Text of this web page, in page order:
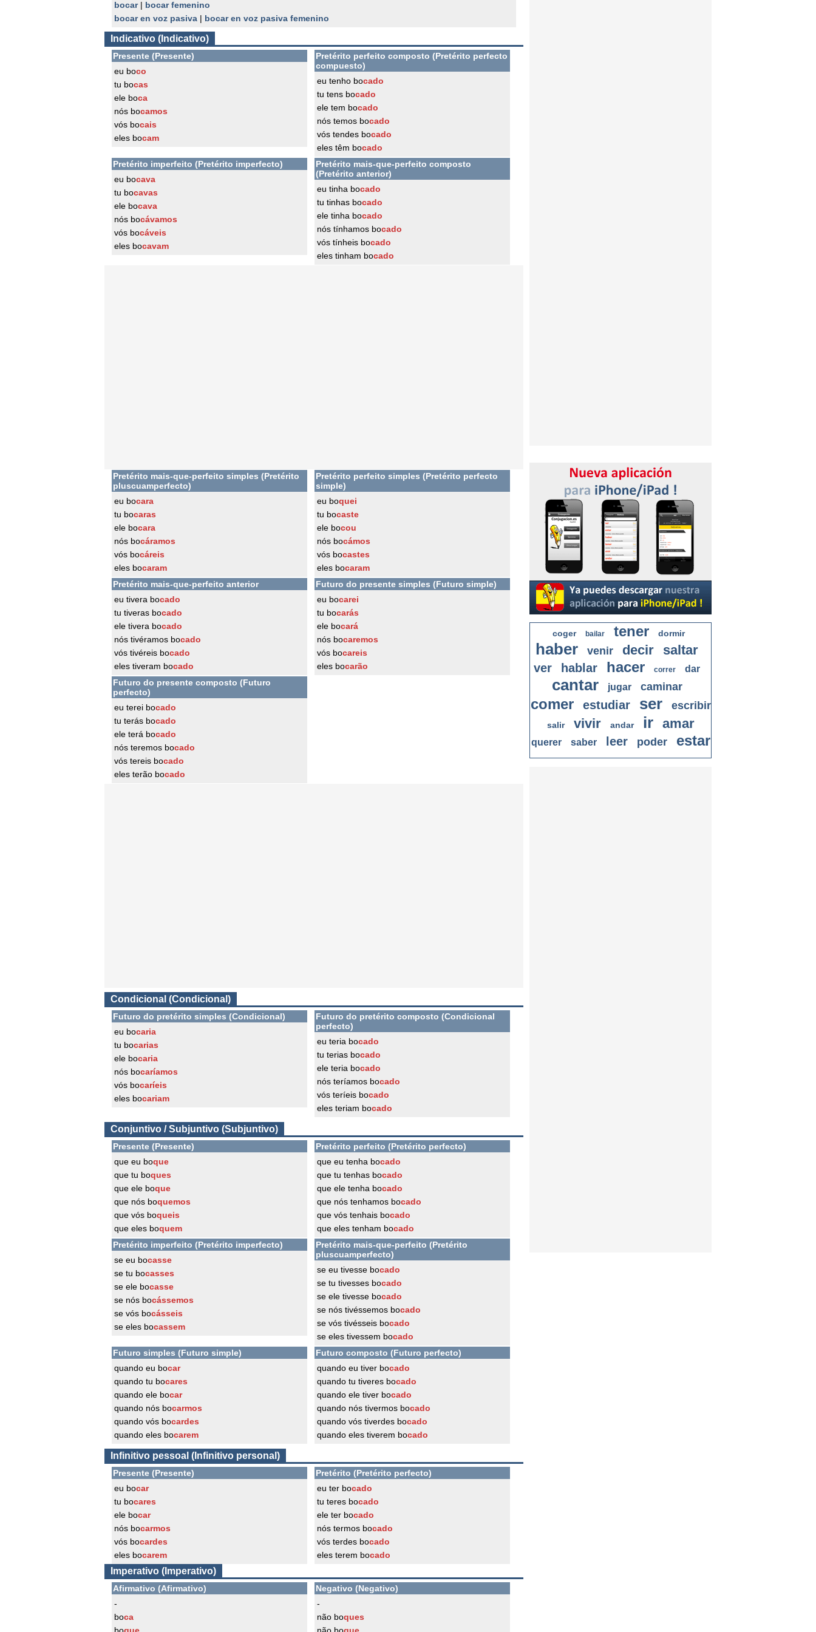
bocar| bocar femenino
bocar en voz pasiva | bocar en voz pasiva femenino
Indicativo (Indicativo)
Presente (Presente)
eu boco
tu bocas
ele boca
nós bocamos
vós bocais
eles bocam
Pretérito perfeito composto (Pretérito perfecto
compuesto)
eu tenho bocado
tu tens bocado
ele tem bocado
nós temos bocado
vós tendes bocado
eles têm bocado
Pretérito imperfeito (Pretérito imperfecto)
eu bocava
tu bocavas
ele bocava
nós bocávamos
vós bocáveis
eles bocavam
Pretérito mais-que-perfeito composto
(Pretérito anterior)
eu tinha bocado
tu tinhas bocado
ele tinha bocado
nós tínhamos bocado
vós tínheis bocado
eles tinham bocado
Pretérito mais-que-perfeito simples (Pretérito
pluscuamperfecto)
eu bocara
tu bocaras
ele bocara
nós bocáramos
vós bocáreis
eles bocaram
Pretérito perfeito simples (Pretérito perfecto
simple)
eu boquei
tu bocaste
ele bocou
nós bocámos
vós bocastes
eles bocaram
Pretérito mais-que-perfeito anterior
eu tivera bocado
tu tiveras bocado
ele tivera bocado
nós tivéramos bocado
vós tivéreis bocado
eles tiveram bocado
Futuro do presente simples (Futuro simple)
eu bocarei
tu bocarás
ele bocará
nós bocaremos
vós bocareis
eles bocarão
Futuro do presente composto (Futuro
perfecto)
eu terei bocado
tu terás bocado
ele terá bocado
nós teremos bocado
vós tereis bocado
eles terão bocado
Condicional (Condicional)
Futuro do pretérito simples (Condicional)
eu bocaria
tu bocarias
ele bocaria
nós bocaríamos
vós bocaríeis
eles bocariam
Futuro do pretérito composto (Condicional
perfecto)
eu teria bocado
tu terias bocado
ele teria bocado
nós teríamos bocado
vós teríeis bocado
eles teriam bocado
Conjuntivo / Subjuntivo (Subjuntivo)
Presente (Presente)
que eu boque
que tu boques
que ele boque
que nós boquemos
que vós boqueis
que eles boquem
Pretérito perfeito (Pretérito perfecto)
que eu tenha bocado
que tu tenhas bocado
que ele tenha bocado
que nós tenhamos bocado
que vós tenhais bocado
que eles tenham bocado
Pretérito imperfeito (Pretérito imperfecto)
se eu bocasse
se tu bocasses
se ele bocasse
se nós bocássemos
se vós bocásseis
se eles bocassem
Pretérito mais-que-perfeito (Pretérito
pluscuamperfecto)
se eu tivesse bocado
se tu tivesses bocado
se ele tivesse bocado
se nós tivéssemos bocado
se vós tivésseis bocado
se eles tivessem bocado
Futuro simples (Futuro simple)
quando eu bocar
quando tu bocares
quando ele bocar
quando nós bocarmos
quando vós bocardes
quando eles bocarem
Futuro composto (Futuro perfecto)
quando eu tiver bocado
quando tu tiveres bocado
quando ele tiver bocado
quando nós tivermos bocado
quando vós tiverdes bocado
quando eles tiverem bocado
Infinitivo pessoal (Infinitivo personal)
Presente (Presente)
eu bocar
tu bocares
ele bocar
nós bocarmos
vós bocardes
eles bocarem
Pretérito (Pretérito perfecto)
eu ter bocado
tu teres bocado
ele ter bocado
nós termos bocado
vós terdes bocado
eles terem bocado
Imperativo (Imperativo)
Afirmativo (Afirmativo)
-
boca
Negativo (Negativo)
-
não boques
coger bailar tener dormir
haber venir decir saltar
ver hablar hacer correr dar
cantar jugar caminar
comer estudiar ser escribir
salir vivir andar ir amar
querer saber leer poder estar